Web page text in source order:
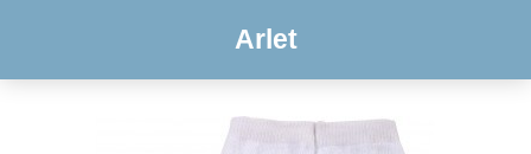
Arlet